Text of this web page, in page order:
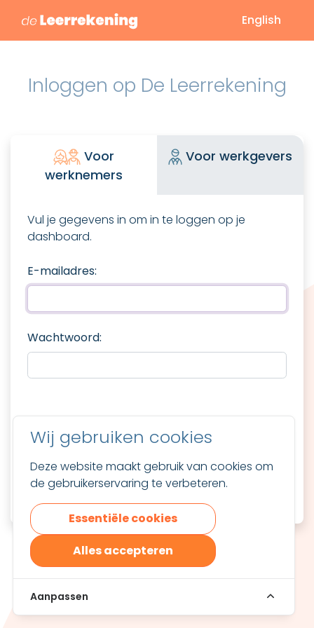
English
Inloggen op De Leerrekening
Voor
werknemers
Voor werkgevers
Vul je gegevens in om in te loggen op je
dashboard.
E-mailadres:
Wachtwoord:
Onthoud mij
Inloggen
Wat is De Leerrekening?
Wij gebruiken cookies
Deze website maakt gebruik van cookies om
de gebruikerservaring te verbeteren.
Essentiële cookies
Alles accepteren
Aanpassen